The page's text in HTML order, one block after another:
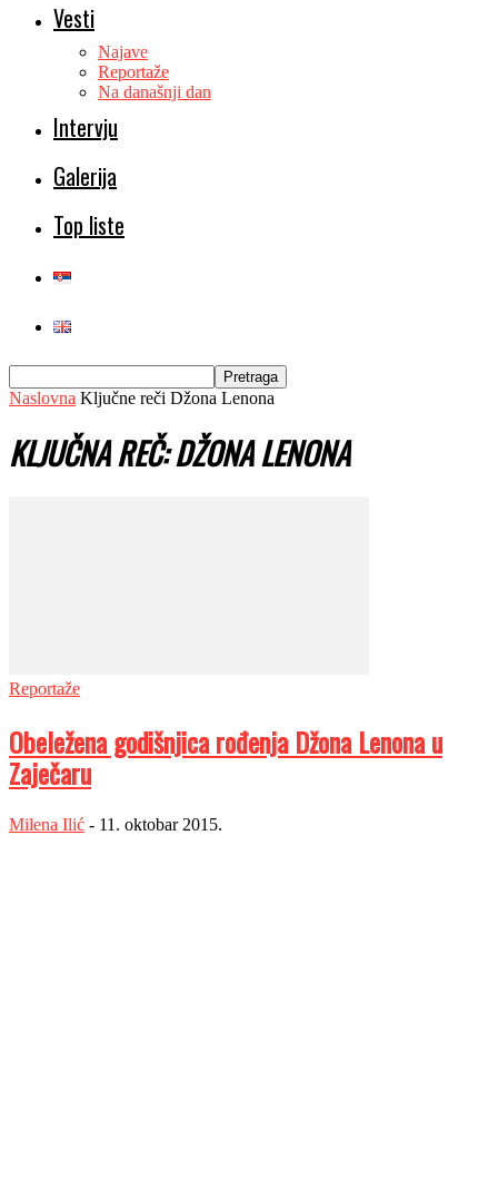
Vesti
Najave
Reportaže
Na današnji dan
Intervju
Galerija
Top liste
Naslovna Ključne reči Džona Lenona
KLJUČNA REČ: DŽONA LENONA
Reportaže
Obeležena godišnjica rođenja Džona Lenona u
Zaječaru
Milena Ilić - 11. oktobar 2015.